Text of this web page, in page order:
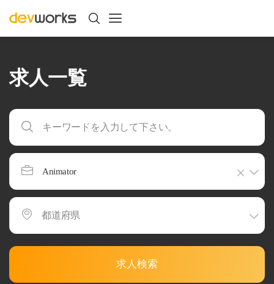
求人一覧
Animator
求人検索